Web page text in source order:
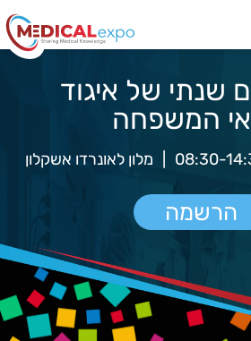
שנתי של איגוד
המשפחה
08:30- מלון לאונרדו אשקלון
הרשמה